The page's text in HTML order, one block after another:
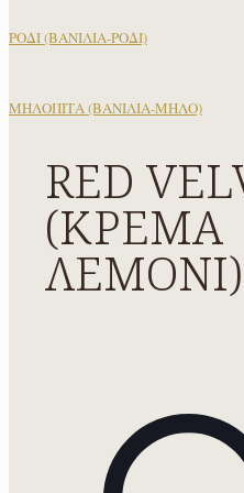
ΡΟΔΙ (ΒΑΝΙΛΙΑ-ΡΟΔΙ)
ΜΗΛΟΠΙΤΑ (ΒΑΝΙΛΙΑ-ΜΗΛΟ)
RED
(ΚΡΕΜΑ
ΛΕΜΟΝΙ)